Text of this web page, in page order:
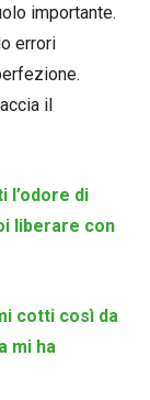
importante.
errori
il
l’odore di
liberare con
cotti così da
mi ha